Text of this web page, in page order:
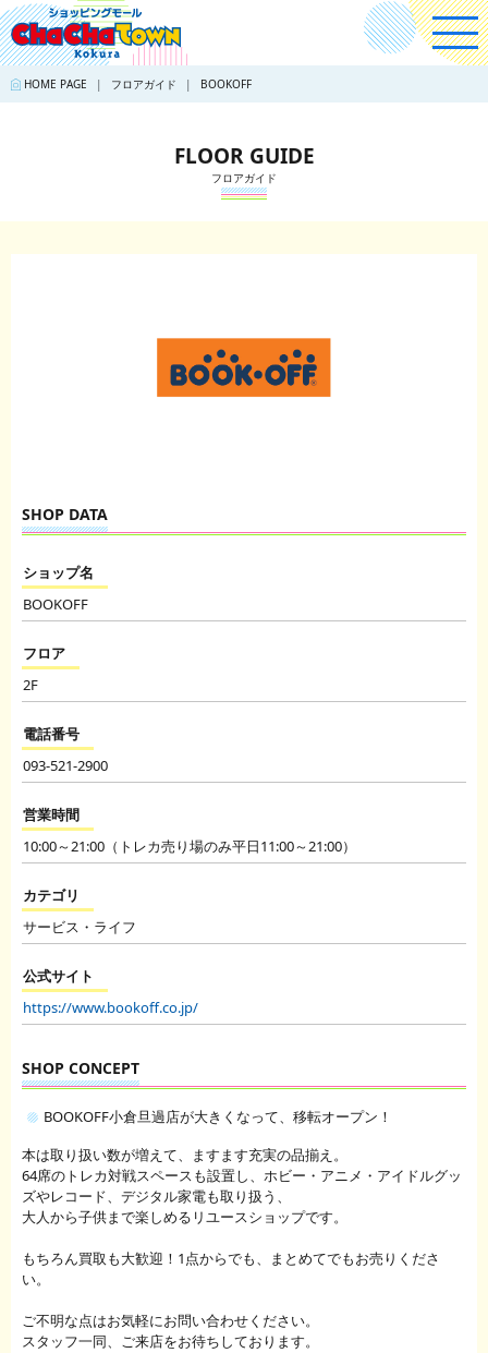
HOME PAGE フロアガイド BOOKOFF
フロアガイド
FLOOR GUIDE
SHOP DATA
ショップ名
BOOKOFF
フロア
2F
電話番号
093-521-2900
営業時間
10:00～21:00（トレカ売り場のみ平日11:00～21:00）
カテゴリ
サービス・ライフ
公式サイト
https://www.bookoff.co.jp/
SHOP CONCEPT
BOOKOFF小倉旦過店が大きくなって、移転オープン！
本は取り扱い数が増えて、ますます充実の品揃え。
64席のトレカ対戦スペースも設置し、ホビー・アニメ・アイドルグッ
ズやレコード、デジタル家電も取り扱う、
大人から子供まで楽しめるリユースショップです。
もちろん買取も大歓迎！1点からでも、まとめてでもお売りくださ
い。
ご不明な点はお気軽にお問い合わせください。
スタッフ一同、ご来店をお待ちしております。